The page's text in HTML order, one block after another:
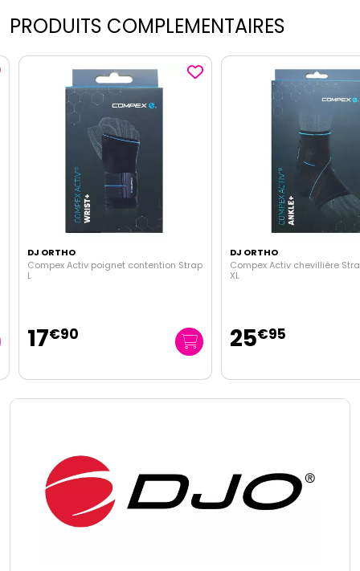
PRODUITS COMPLEMENTAIRES
DJ ORTHO
Compex Activ poignet contention Strap
17€90
DJ ORTHO
Compex Activ chevillière
XL
25€95